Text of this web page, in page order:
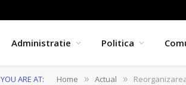
Administratie Politica
YOU ARE AT: Home » Actual »